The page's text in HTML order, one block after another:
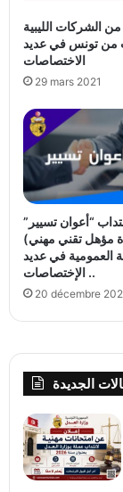
الشركات الليبية
من تونس في عديد
الاختصاصات
29 mars 2021
“أعوان تسيير”
مؤهل تقني مهني)
العمومية في عديد
الإختصاصات ..
20 décembre
الجديدة